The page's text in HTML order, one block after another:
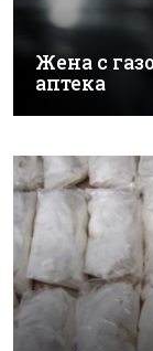
Жена с
аптека